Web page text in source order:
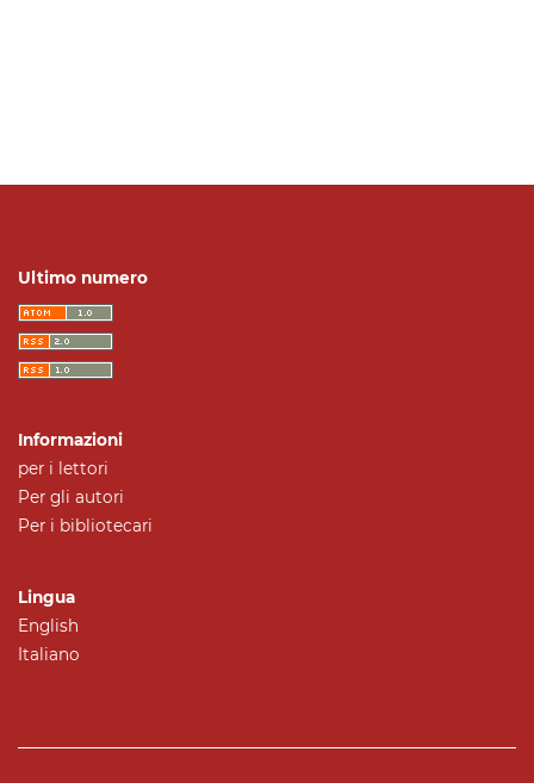
Ultimo numero
Informazioni
per i lettori
Per gli autori
Per i bibliotecari
Lingua
English
Italiano